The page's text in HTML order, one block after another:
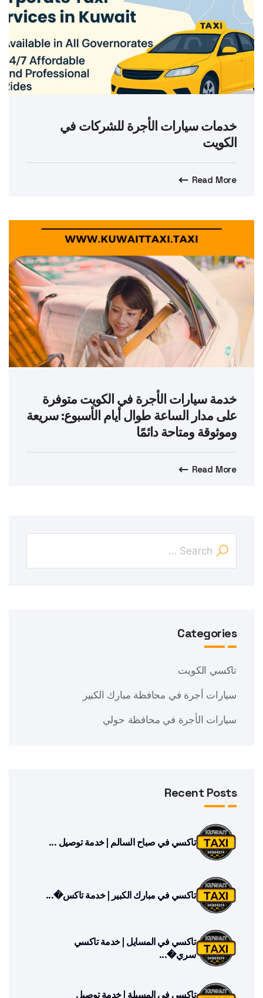
خدمات سيارات الأجرة للشركات في
الكويت
Read More
خدمة سيارات الأجرة في الكويت متوفرة
على مدار الساعة طوال أيام الأسبوع: سريعة
وموثوقة ومتاحة دائمًا
Read More
Categories
تاكسي الكويت
سيارات أجرة في محافظة مبارك الكبير
سيارات الأجرة في محافظة حولي
Recent Posts
تاكسي في صباح السالم | خدمة توصيل ...
تاكسي في مبارك الكبير | خدمة تاكس�...
تاكسي في المسايل | خدمة تاكسي
سري�...
تاكسي في المسيلة | خدمة توصيل